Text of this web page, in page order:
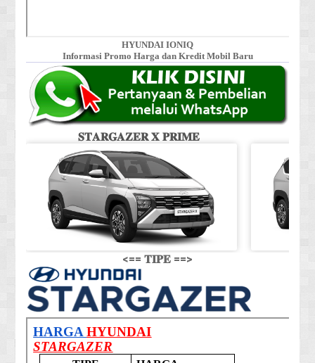
HYUNDAI IONIQ
Informasi Promo Harga dan Kredit Mobil Baru
𝐒𝐓𝐀𝐑𝐆𝐀𝐙𝐄𝐑 𝐗 𝐏𝐑𝐈𝐌𝐄
<== 𝐓𝐈𝐏𝐄 ==>